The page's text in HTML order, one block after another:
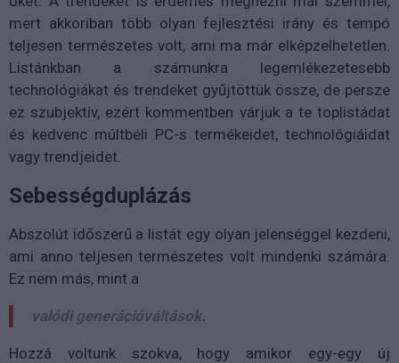
mert akkoriban több olyan fejlesztési irány és tempó
teljesen természetes volt, ami ma már elképzelhetetlen.
Listánkban a számunkra legemlékezetesebb
technológiákat és trendeket gyűjtöttük össze, de persze
ez szubjektív, ezért kommentben várjuk a te toplistádat
és kedvenc múltbéli PC-s termékeidet, technológiáidat
vagy trendjeidet.
Sebességduplázás
Abszolút időszerű a listát egy olyan jelenséggel kezdeni,
ami anno teljesen természetes volt mindenki számára.
Ez nem más, mint a
valódi generációváltások.
Hozzá voltunk szokva, hogy amikor egy-egy új